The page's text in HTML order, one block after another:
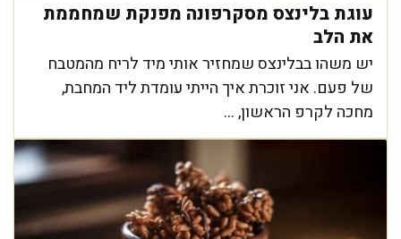
עוגת בלינצס מסקרפונה מפנקת שמחממת
את הלב
יש משהו בבלינצס שמחזיר אותי מיד לריח מהמטבח
של פעם. אני זוכרת איך הייתי עומדת ליד המחבת,
מחכה לקרפ הראשון, ...